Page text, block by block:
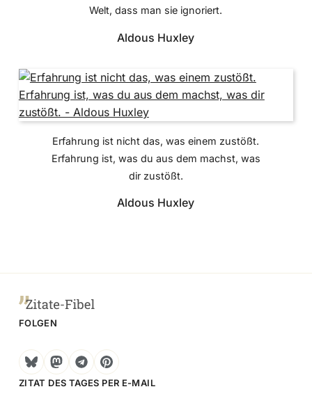
Welt, dass man sie ignoriert.
Aldous Huxley
Erfahrung ist nicht das, was einem zustößt.
Erfahrung ist, was du aus dem machst, was
dir zustößt.
Aldous Huxley
FOLGEN
BlueskyMastodon
TelegramPinterest
ZITAT DES TAGES PER E-MAIL